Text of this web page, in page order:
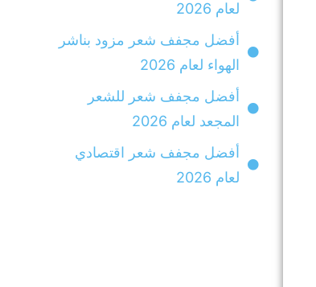
لعام 2026
أفضل مجفف شعر مزود بناشر
الهواء لعام 2026
أفضل مجفف شعر للشعر
المجعد لعام 2026
أفضل مجفف شعر اقتصادي
لعام 2026